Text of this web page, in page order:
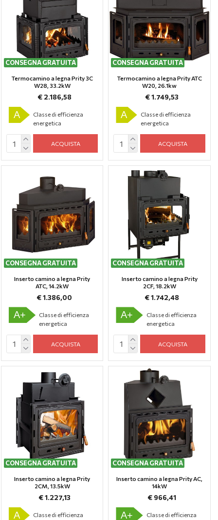
CONSEGNA GRATUITA
Termocamino a legna Prity 3C
W28, 33.2kW
€ 2.186,58
A
Classe di efficienza
energetica
ACQUISTA
CONSEGNA GRATUITA
Termocamino a legna Prity ATC
W20, 26.1kw
€ 1.749,53
A
Classe di efficienza
energetica
ACQUISTA
CONSEGNA GRATUITA
Inserto camino a legna Prity
ATC, 14.2kW
€ 1.386,00
A+
Classe di efficienza
energetica
ACQUISTA
CONSEGNA GRATUITA
Inserto camino a legna Prity
2CF, 18.2kW
€ 1.742,48
A+
Classe di efficienza
energetica
ACQUISTA
CONSEGNA GRATUITA
Inserto camino a legna Prity
2CM, 13.5kW
€ 1.227,13
A
Classe di efficienza
CONSEGNA GRATUITA
Inserto camino a legna Prity AC,
14kW
€ 966,41
A+
Classe di efficienza